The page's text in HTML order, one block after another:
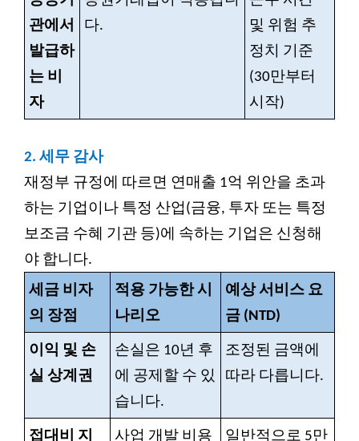
관에서
발급하
는 비
자
다.
및 위험 추
정치 기준
(30만부터
시작)
2. 세무 감사
재정부 규정에 따르면 연매출 1억 위안을 초과
하는 기업이나 특정 산업(금융, 투자 또는 특정
보조금 수혜 기관 등)에 속하는 기업은 신청해
야 합니다.
세금 비자
의 장점
적용 가능한 시
나리오
예상 서비스 요
금 (NTD)
이익 및 손
실 상계권
손실은 10년 후
에 공제할 수 있
습니다.
조정된 금액에
따라 다릅니다.
접대비 지
사업 개발 비용
일반적으로 5만